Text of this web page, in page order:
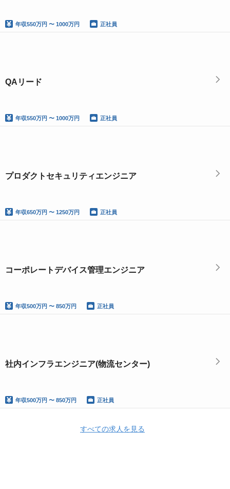
年収550万円 〜 1000万円 正社員
QAリード
年収550万円 〜 1000万円 正社員
プロダクトセキュリティエンジニア
年収650万円 〜 1250万円 正社員
コーポレートデバイス管理エンジニア
年収500万円 〜 850万円 正社員
社内インフラエンジニア(物流センター)
年収500万円 〜 850万円 正社員
すべての求人を見る